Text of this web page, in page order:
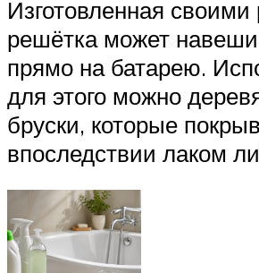
Изготовленная своими
решётка может
прямо на батарею.
для этого можно
бруски, которые
впоследствии лаком